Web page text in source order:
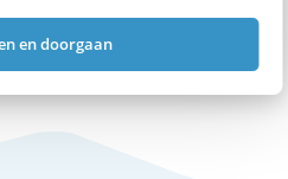
en doorgaan